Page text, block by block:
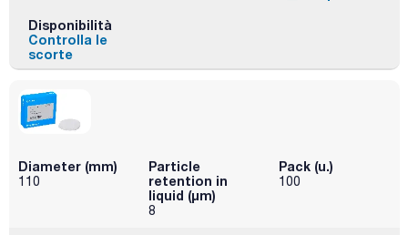
Disponibilità
Controlla le
scorte
Diameter (mm)
110
Particle
retention in
liquid (μm)
8
Pack (u.)
100